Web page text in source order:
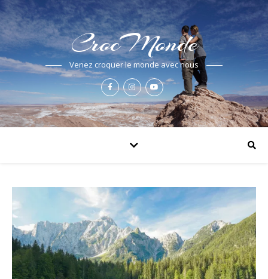
CrocMonde
Venez croquer le monde avec nous